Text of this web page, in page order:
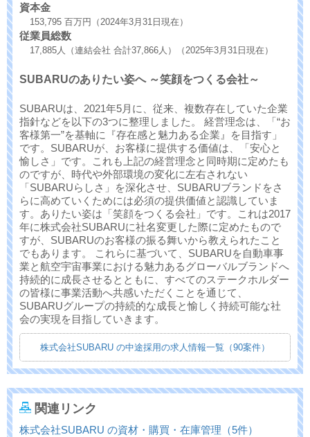
資本金
153,795 百万円（2024年3月31日現在）
従業員総数
17,885人（連結会社 合計37,866人）（2025年3月31日現在）
SUBARUのありたい姿へ ～笑顔をつくる会社～
SUBARUは、2021年5月に、従来、複数存在していた企業
指針などを以下の3つに整理しました。 経営理念は、「“お
客様第一”を基軸に『存在感と魅力ある企業』を目指す」
です。SUBARUが、お客様に提供する価値は、「安心と
愉しさ」です。これも上記の経営理念と同時期に定めたも
のですが、時代や外部環境の変化に左右されない
「SUBARUらしさ」を深化させ、SUBARUブランドをさ
らに高めていくためには必須の提供価値と認識していま
す。ありたい姿は「笑顔をつくる会社」です。これは2017
年に株式会社SUBARUに社名変更した際に定めたもので
すが、SUBARUのお客様の振る舞いから教えられたこと
でもあります。 これらに基づいて、SUBARUを自動車事
業と航空宇宙事業における魅力あるグローバルブランドへ
持続的に成長させるとともに、すべてのステークホルダー
の皆様に事業活動へ共感いただくことを通じて、
SUBARUグループの持続的な成長と愉しく持続可能な社
会の実現を目指していきます。
株式会社SUBARU の中途採用の求人情報一覧（90案件）
関連リンク
株式会社SUBARU の資材・購買・在庫管理（5件）